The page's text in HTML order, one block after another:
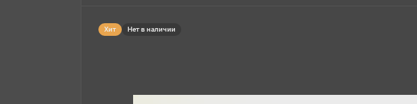
Хит Нет в наличии